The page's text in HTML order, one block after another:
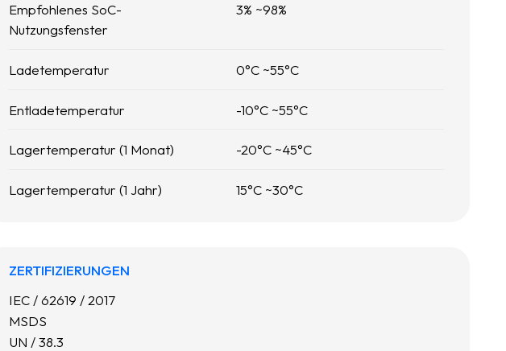
Empfohlenes SoC-
Nutzungsfenster
3% ~98%
Ladetemperatur 0°C ~55°C
Entladetemperatur -10°C ~55°C
Lagertemperatur (1 Monat) -20°C ~45°C
Lagertemperatur (1 Jahr) 15°C ~30°C
ZERTIFIZIERUNGEN
IEC / 62619 / 2017
MSDS
UN / 38.3